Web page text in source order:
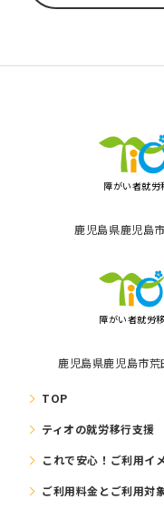
障がい者就労
⿅児島県⿅児島
障がい者就労
鹿児島県鹿児島市
TOP
ティオの就労移⾏⽀援
これで安⼼！ご利⽤イ
ご利⽤料⾦とご利⽤対